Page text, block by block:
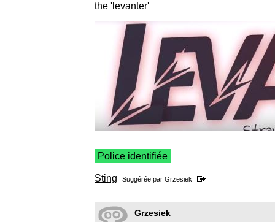
the 'levanter'
Police identifiée
Sting Suggérée par Grzesiek
Grzesiek